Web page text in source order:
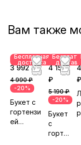
Вам также
Бесплатная
доставка
3 992 ₽
4 990 ₽
-20%
Букет с
гортензи
ей
4 152
₽
5 190 ₽
-20%
Букет
с
горте
₽